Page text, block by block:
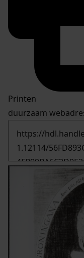
Printen
duurzaam